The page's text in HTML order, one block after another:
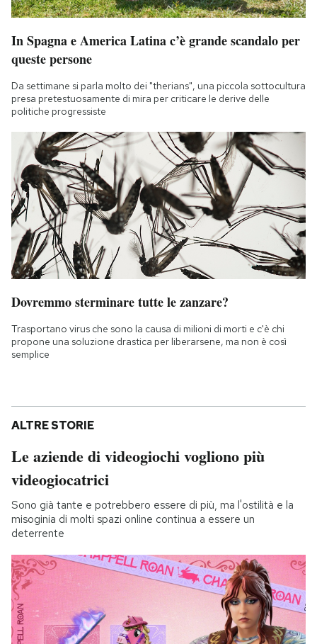
In Spagna e America Latina c’è grande scandalo per
queste persone
Da settimane si parla molto dei "therians", una piccola sottocultura
presa pretestuosamente di mira per criticare le derive delle
politiche progressiste
Dovremmo sterminare tutte le zanzare?
Trasportano virus che sono la causa di milioni di morti e c'è chi
propone una soluzione drastica per liberarsene, ma non è così
semplice
ALTRE STORIE
Le aziende di videogiochi vogliono più
videogiocatrici
Sono già tante e potrebbero essere di più, ma l'ostilità e la
misoginia di molti spazi online continua a essere un
deterrente